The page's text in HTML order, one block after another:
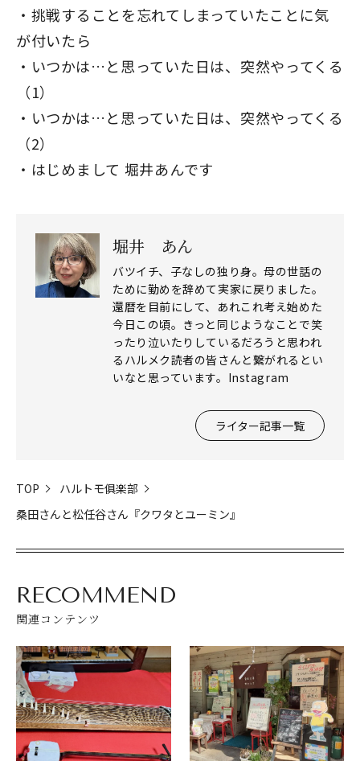
挑戦することを忘れてしまっていたことに気
が付いたら
いつかは…と思っていた日は、突然やってくる
（1）
いつかは…と思っていた日は、突然やってくる
（2）
はじめまして 堀井あんです
堀井 あん
バツイチ、子なしの独り身。母の世話の
ために勤めを辞めて実家に戻りました。
還暦を目前にして、あれこれ考え始めた
今日この頃。きっと同じようなことで笑
ったり泣いたりしているだろうと思われ
るハルメク読者の皆さんと繋がれるとい
いなと思っています。Instagram
ライター記事一覧
TOP
ハルトモ俱楽部
桑田さんと松任谷さん『クワタとユーミン』
RECOMMEND
関連コンテンツ